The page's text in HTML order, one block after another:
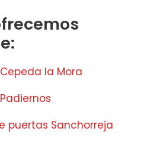
la Mora
puertas Sanchorreja